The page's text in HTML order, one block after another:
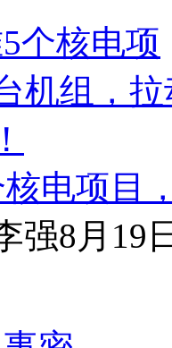
电项目
强8月19